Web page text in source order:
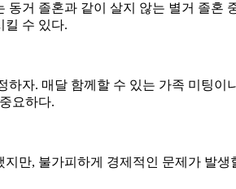
동거 졸혼과 같이 살지 않는 별거 졸혼
킬 수 있다.
하자. 매달 함께할 수 있는 가족 미팅
요하다.
만, 불가피하게 경제적인 문제가 발